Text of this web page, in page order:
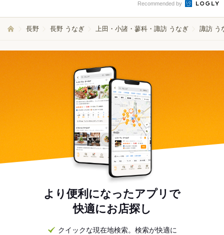
Recommended by
長野 長野 うなぎ 上田・小諸・蓼科・諏訪 うなぎ 諏訪 う
より便利になったアプリで
快適にお店探し
クイックな現在地検索。検索が快適に